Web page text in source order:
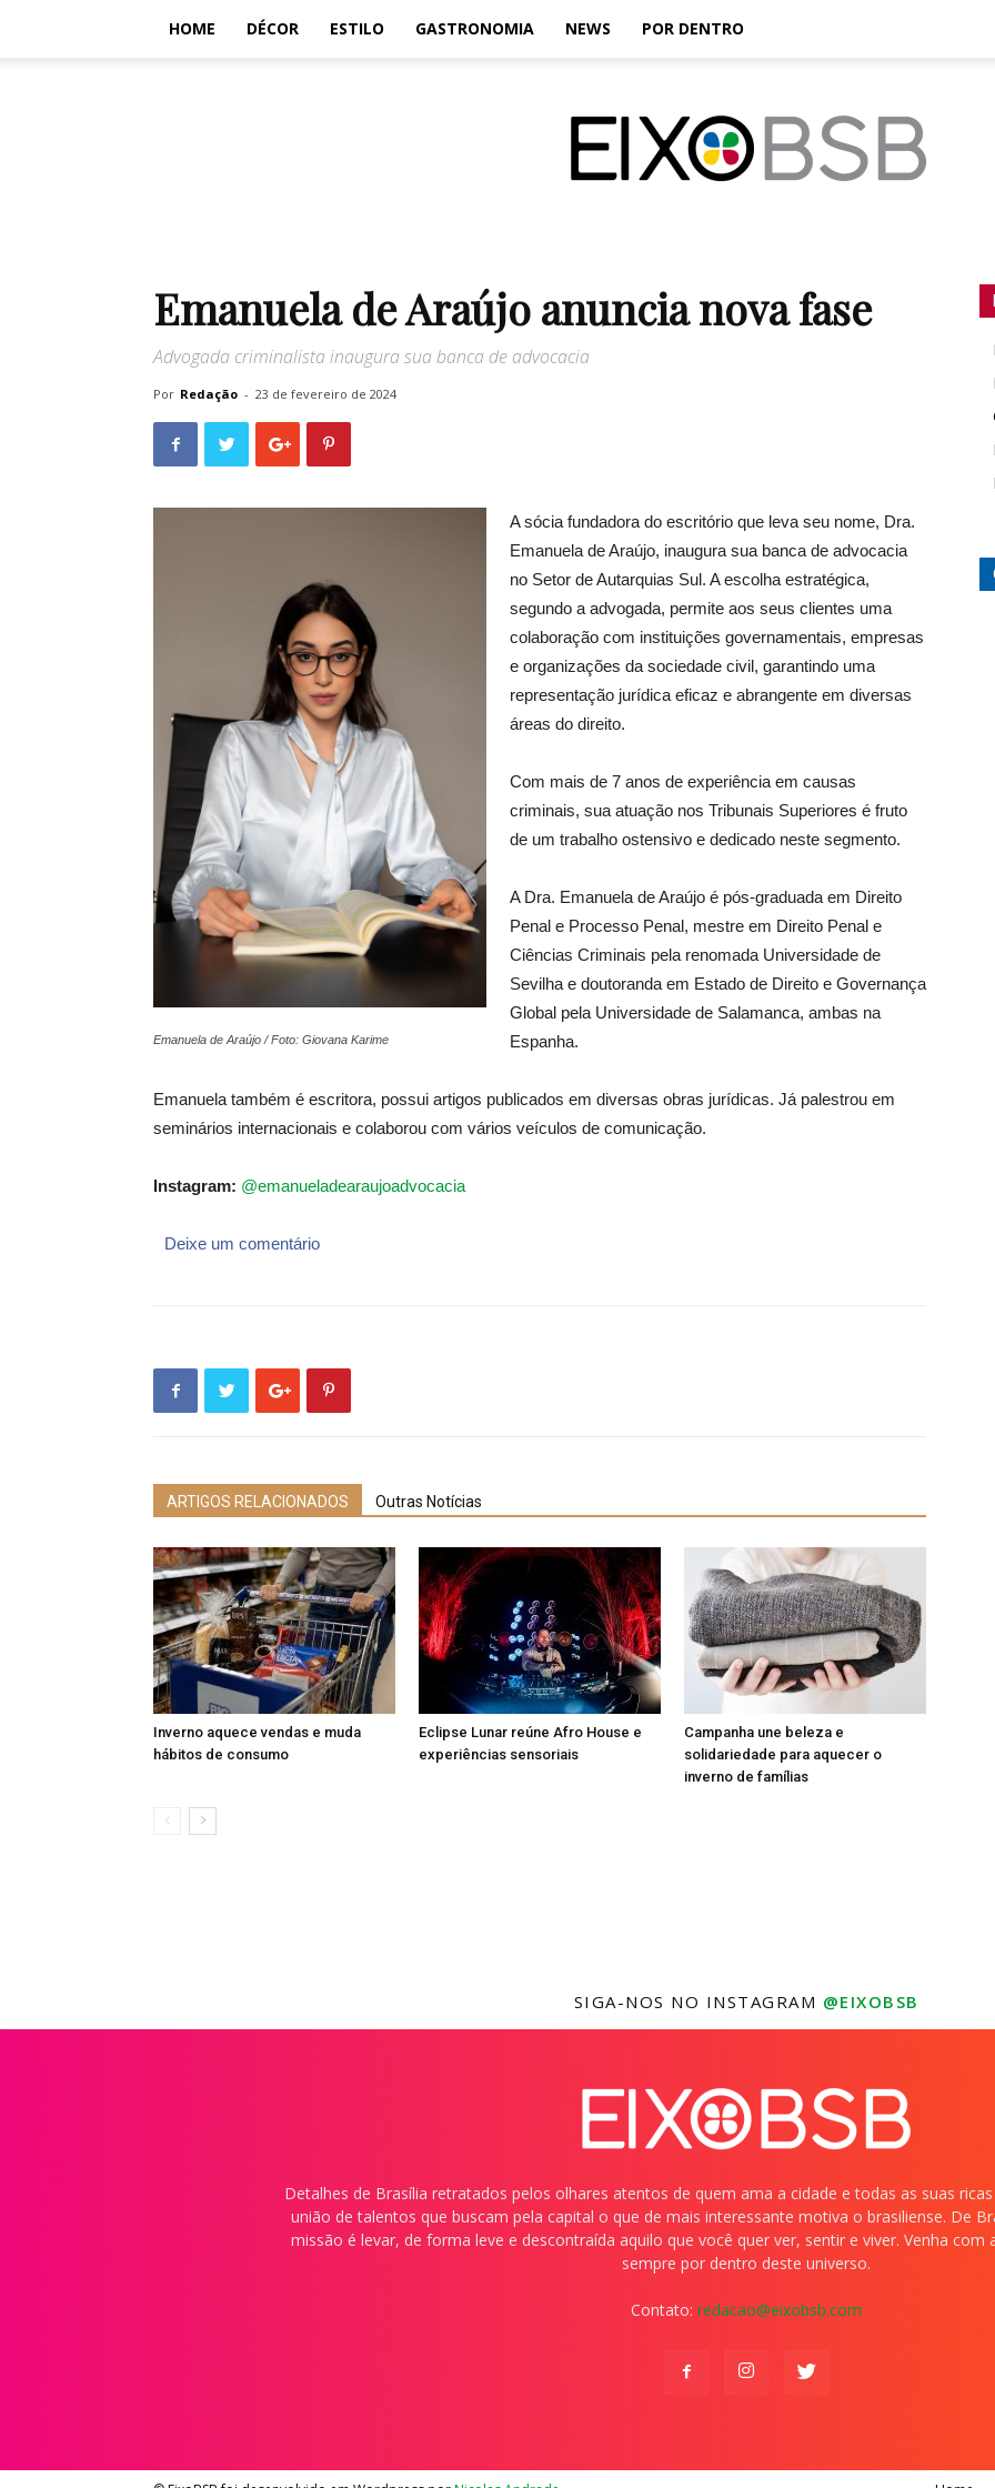
HOME DÉCOR ESTILO GASTRONOMIA NEWS POR DENTRO
Emanuela de Araújo anuncia nova fase
Advogada criminalista inaugura sua banca de advocacia
Por Redação - 23 de fevereiro de 2024
Emanuela de Araújo / Foto: Giovana Karime
A sócia fundadora do escritório que leva seu nome, Dra.
Emanuela de Araújo, inaugura sua banca de advocacia
no Setor de Autarquias Sul. A escolha estratégica,
segundo a advogada, permite aos seus clientes uma
colaboração com instituições governamentais, empresas
e organizações da sociedade civil, garantindo uma
representação jurídica eficaz e abrangente em diversas
áreas do direito.
Com mais de 7 anos de experiência em causas
criminais, sua atuação nos Tribunais Superiores é fruto
de um trabalho ostensivo e dedicado neste segmento.
A Dra. Emanuela de Araújo é pós-graduada em Direito
Penal e Processo Penal, mestre em Direito Penal e
Ciências Criminais pela renomada Universidade de
Sevilha e doutoranda em Estado de Direito e Governança
Global pela Universidade de Salamanca, ambas na
Espanha.
Emanuela também é escritora, possui artigos publicados em diversas obras jurídicas. Já palestrou em
seminários internacionais e colaborou com vários veículos de comunicação.
Instagram: @emanueladearaujoadvocacia
Deixe um comentário
ARTIGOS RELACIONADOS Outras Notícias
Inverno aquece vendas e muda
hábitos de consumo
Eclipse Lunar reúne Afro House e
experiências sensoriais
Campanha une beleza e
solidariedade para aquecer o
inverno de famílias
SIGA-NOS NO INSTAGRAM @EIXOBSB
Detalhes de Brasília retratados pelos olhares atentos de quem ama a cidade e todas as suas
união de talentos que buscam pela capital o que de mais interessante motiva o brasiliense. De
missão é levar, de forma leve e descontraída aquilo que você quer ver, sentir e viver. Venha com
sempre por dentro deste universo.
Contato: redacao@eixobsb.com